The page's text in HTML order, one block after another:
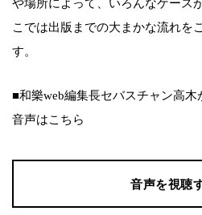
や場所によって、いろんなケース
こでは出版までの大まかな流れを
す。
■和樂web編集長セバスチャン高木
音声はこちら
音声を視聴